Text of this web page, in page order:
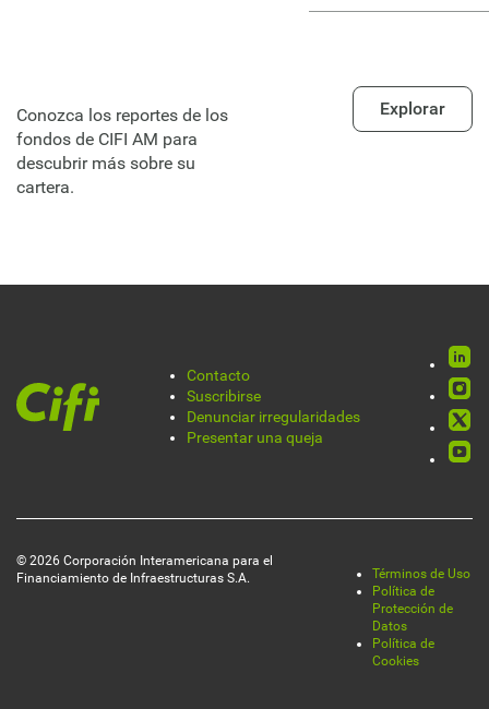
Conozca los reportes de los
fondos de CIFI AM para
descubrir más sobre su
cartera.
Explorar
Pie
de
Contacto
Suscribirse
Denunciar irregularidades
Presentar una queja
© 2026 Corporación Interamericana para el
Financiamiento de Infraestructuras S.A.
Legal
Términos de Uso
Política de
Protección de
Datos
Política de
Cookies